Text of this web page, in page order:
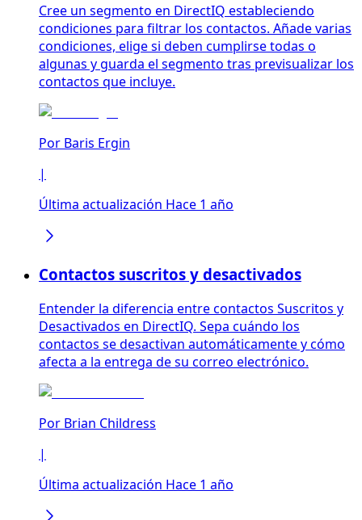
Cree un segmento en DirectIQ estableciendo
condiciones para filtrar los contactos. Añade varias
condiciones, elige si deben cumplirse todas o
algunas y guarda el segmento tras previsualizar los
contactos que incluye.
Por Baris Ergin
|
Última actualización Hace 1 año
Contactos suscritos y desactivados
Entender la diferencia entre contactos Suscritos y
Desactivados en DirectIQ. Sepa cuándo los
contactos se desactivan automáticamente y cómo
afecta a la entrega de su correo electrónico.
Por Brian Childress
|
Última actualización Hace 1 año